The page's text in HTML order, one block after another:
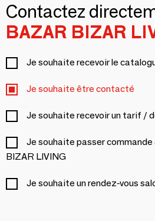
Contactez
BAZAR BIZAR
Je souhaite recevoir le
Je souhaite être contacté
Je souhaite recevoir un tarif /
Je souhaite passer
BIZAR LIVING
Je souhaite un rendez-vous